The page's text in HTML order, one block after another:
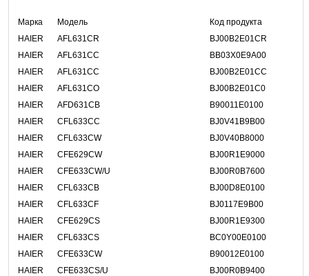
Марка Модель
Код продукта
HAIER
AFL631CR
BJ00B2E01CR
HAIER
AFL631CC
BB03X0E9A00
HAIER
AFL631CC
BJ00B2E01CC
HAIER
AFL631CO
BJ00B2E01C0
HAIER
AFD631CB
B90011E0100
HAIER
CFL633CC
BJ0V41B9B00
HAIER
CFL633CW
BJ0V40B8000
HAIER
CFE629CW
BJ00R1E9000
HAIER
CFE633CW/U
BJ00R0B7600
HAIER
CFL633CB
BJ00D8E0100
HAIER
CFL633CF
BJ0117E9B00
HAIER
CFE629CS
BJ00R1E9300
HAIER
CFL633CS
BC0Y00E0100
HAIER
CFE633CW
B90012E0100
HAIER
CFE633CS/U
BJ00R0B9400